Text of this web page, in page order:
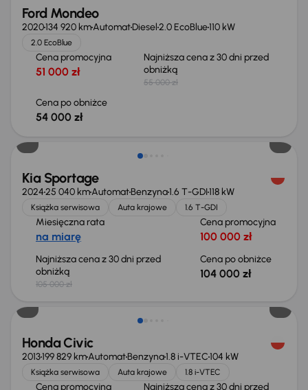
Ford Mondeo
2020134 920 kmAutomatDiesel2.0 EcoBlue110 kW
2.0 EcoBlue
Cena promocyjna
51 000 zł
Najniższa cena z 30 dni przed
obniżką
55 000 zł
Cena po obniżce
54 000 zł
Taniej o 1 000 zł
Kia Sportage
202425 040 kmAutomatBenzyna1.6 T-GDI118 kW
Książka serwisowa Auta krajowe 1.6 T-GDI
Miesięczna rata
na miarę
Cena promocyjna
100 000 zł
Najniższa cena z 30 dni przed
obniżką
105 000 zł
Cena po obniżce
104 000 zł
Taniej o 500 zł
Honda Civic
2013199 829 kmAutomatBenzyna1.8 i-VTEC104 kW
Książka serwisowa Auta krajowe 1.8 i-VTEC
Cena promocyjna Najniższa cena z 30 dni przed